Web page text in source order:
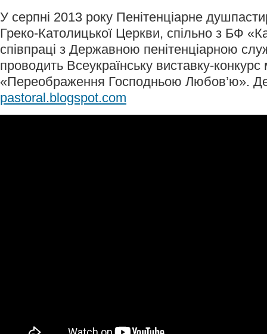
У серпні 2013 року Пенітенціарне
Греко-Католицької Церкви, спільно з БФ
співпраці з Державною пенітенціарною
проводить Всеукраїнську виставку-конкурс
«Переображення Господньою Любов’ю».
pastoral.blogspot.com